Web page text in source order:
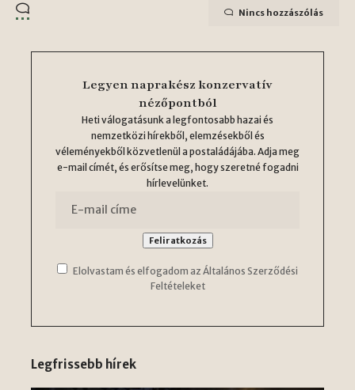
Nincs hozzászólás
Legyen naprakész konzervatív
nézőpontból
Heti válogatásunk a legfontosabb hazai és
nemzetközi hírekből, elemzésekből és
véleményekből közvetlenül a postaládájába. Adja meg
e-mail címét, és erősítse meg, hogy szeretné fogadni
hírlevelünket.
Elolvastam és elfogadom az Általános Szerződési
Feltételeket
Legfrissebb hírek